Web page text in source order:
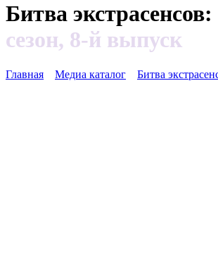
Битва экстрасенсов:
сезон, 8-й выпуск
Главная Медиа каталог Битва